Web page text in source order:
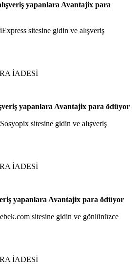
yapanlara Avantajix para
sitesine gidin ve alışveriş
İADESİ
yapanlara Avantajix para ödüyor
sitesine gidin ve alışveriş
İADESİ
yapanlara Avantajix para ödüyor
sitesine gidin ve gönlünüzce
İADESİ